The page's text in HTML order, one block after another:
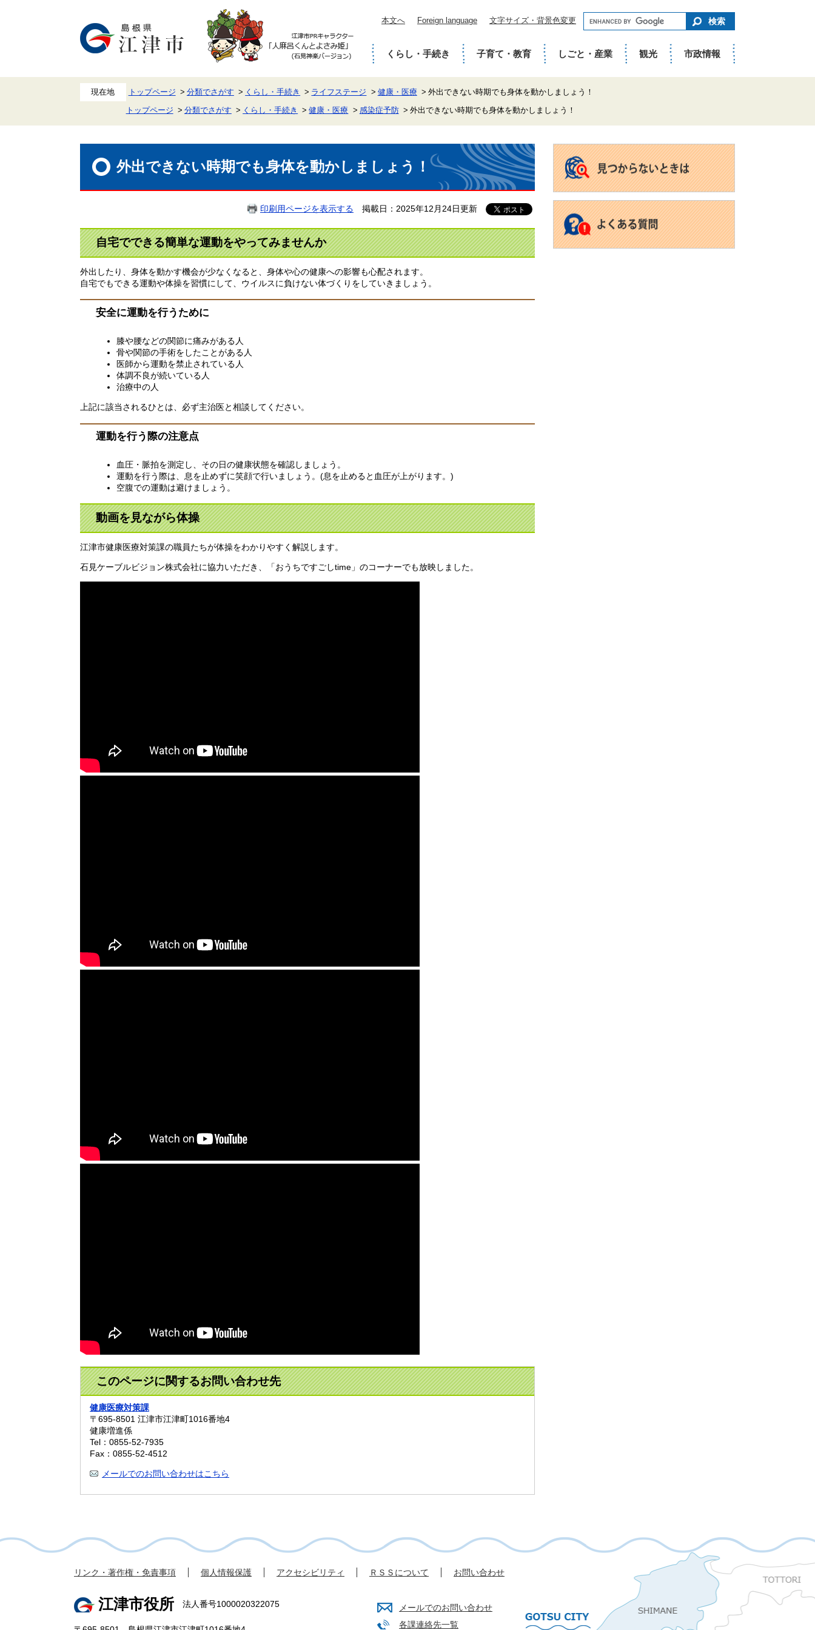
本文へ Foreign language 文字サイズ・背景色変更
ー
ワ
ド
で
が
くらし・手続き 子育て・教育 しごと・産業 観光 市政情報
トップページ 分類でさがす くらし・手続き ライフステージ 健康・医療 外出できない時期でも身体を動かしましょう！
トップページ 分類でさがす くらし・手続き 健康・医療 感染症予防 外出できない時期でも身体を動かしましょう！
外出できない時期でも身体を動かしましょう！
印刷用ページを表示する 掲載日：2025年12月24日更新
自宅でできる簡単な運動をやってみませんか
外出したり、身体を動かす機会が少なくなると、身体や心の健康への影響も心配されます。
自宅でもできる運動や体操を習慣にして、ウイルスに負けない体づくりをしていきましょう。
安全に運動を行うために
膝や腰などの関節に痛みがある人
骨や関節の手術をしたことがある人
医師から運動を禁止されている人
体調不良が続いている人
治療中の人
上記に該当されるひとは、必ず主治医と相談してください。
運動を行う際の注意点
血圧・脈拍を測定し、その日の健康状態を確認しましょう。
運動を行う際は、息を止めずに笑顔で行いましょう。(息を止めると血圧が上がります。)
空腹での運動は避けましょう。
動画を見ながら体操
江津市健康医療対策課の職員たちが体操をわかりやすく解説します。
石見ケーブルビジョン株式会社に協力いただき、「おうちですごしtime」のコーナーでも放映しました。
このページに関するお問い合わせ先
健康医療対策課
〒695-8501 江津市江津町1016番地4
健康増進係
Tel：0855-52-7935
Fax：0855-52-4512
メールでのお問い合わせはこちら
リンク・著作権・免責事項 個人情報保護 アクセシビリティ ＲＳＳについて お問い合わせ
江津市役所 法人番号1000020322075
メールでのお問い合わせ
各課連絡先一覧